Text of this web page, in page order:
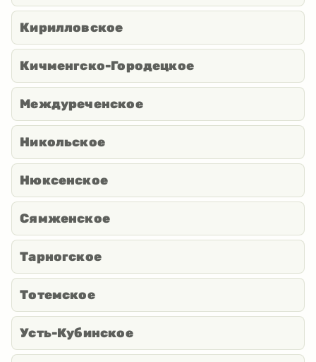
Кирилловское
Кичменгско-Городецкое
Междуреченское
Никольское
Нюксенское
Сямженское
Тарногское
Тотемское
Усть-Кубинское